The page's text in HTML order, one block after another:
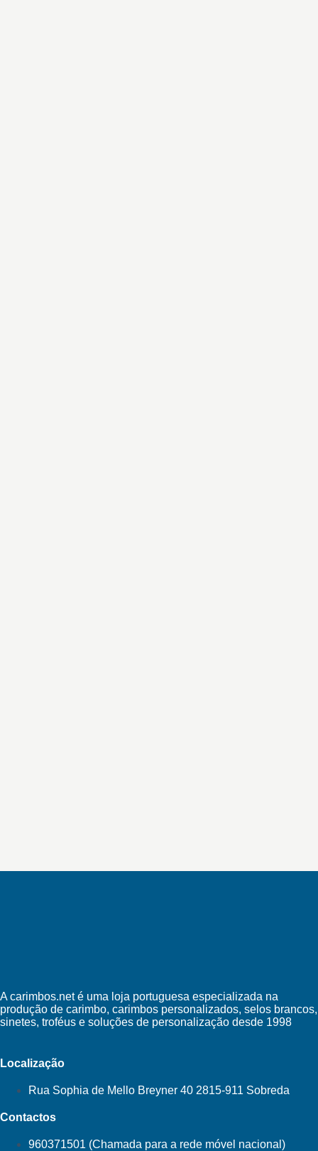
A carimbos.net é uma loja portuguesa especializada na
produção de carimbo, carimbos personalizados, selos brancos,
sinetes, troféus e soluções de personalização desde 1998
Localização
Rua Sophia de Mello Breyner 40 2815-911 Sobreda
Contactos
960371501 (Chamada para a rede móvel nacional)